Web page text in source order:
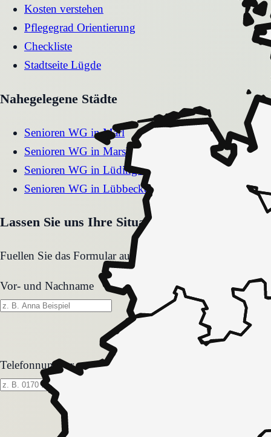
Kosten verstehen
Pflegegrad Orientierung
Checkliste
Stadtseite Lügde
Nahegelegene Städte
Senioren WG inMarl
Senioren WG in Marsberg
Senioren WG in Lüdinghausen
Senioren WG in Lübbecke
Lassen Sie uns Ihre Situation gemeinsam
Fuellen Sie das Formular aus. Wir melden uns zeitnah
Vor- und Nachname
Telefonnummer